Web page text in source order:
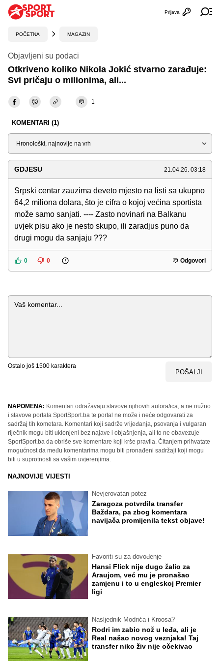
Otvori
Prijava
POČETNA MAGAZIN
Objavljeni su podaci
Otkriveno koliko Nikola Jokić stvarno zarađuje:
Svi pričaju o milionima, ali...
1
KOMENTARI (1)
Sortiraj
GDJESU 21.04.26. 03:18
Srpski centar zauzima deveto mjesto na listi sa ukupno
64,2 miliona dolara, što je cifra o kojoj većina sportista
može samo sanjati. ---- Zasto novinari na Balkanu
uvjek pisu ako je nesto skupo, ili zaradjus puno da
drugi mogu da sanjaju ???
0 0 Odgovori
Komentar
Ostalo još 1500 karaktera
POŠALJI
NAPOMENA: Komentari odražavaju stavove njihovih autora/ica, a ne nužno
i stavove portala SportSport.ba te portal ne može i neće odgovarati za
sadržaj tih kometara. Komentari koji sadrže vrijeđanja, psovanja i vulgaran
riječnik mogu biti uklonjeni bez najave i objašnjenja, ali to ne obavezuje
SportSport.ba da obriše sve komentare koji krše pravila. Čitanjem prihvatate
mogućnost da među komentarima mogu biti pronađeni sadržaji koji mogu
biti u suprotnosti sa vašim uvjerenjima.
NAJNOVIJE VIJESTI
Nevjerovatan potez
Zaragoza potvrdila transfer
Baždara, pa zbog komentara
navijača promijenila tekst objave!
Favoriti su za dovođenje
Hansi Flick nije dugo žalio za
Araujom, već mu je pronašao
zamjenu i to u engleskoj Premier
ligi
Nasljednik Modrića i Kroosa?
Rodri im zabio nož u leđa, ali je
Real našao novog veznjaka! Taj
transfer niko živ nije očekivao